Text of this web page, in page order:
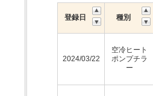
登録日 種別
2024/03/22
空冷ヒート
ポンプチラ
ー